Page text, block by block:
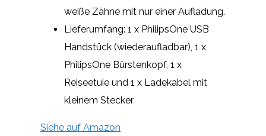
weiße Zähne mit nur einer Aufladung.
Lieferumfang: 1 x PhilipsOne USB
Handstück (wiederaufladbar), 1 x
PhilipsOne Bürstenkopf, 1 x
Reiseetuie und 1 x Ladekabel mit
kleinem Stecker
Siehe auf Amazon